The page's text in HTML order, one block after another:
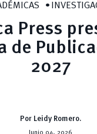
Press
de
2027
Por Leidy Romero.